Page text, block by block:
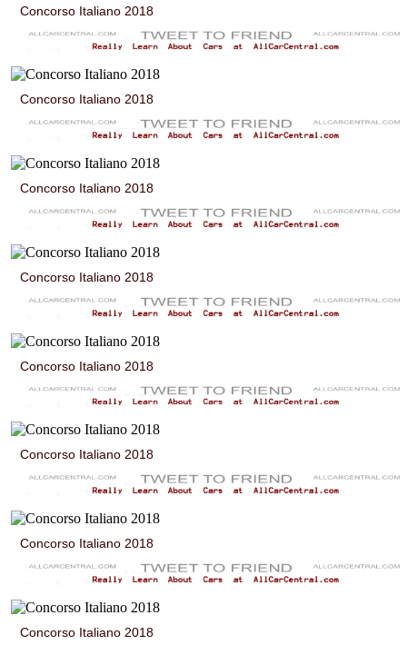
Concorso Italiano 2018
Concorso Italiano 2018
Concorso Italiano 2018
Concorso Italiano 2018
Concorso Italiano 2018
Concorso Italiano 2018
Concorso Italiano 2018
Concorso Italiano 2018